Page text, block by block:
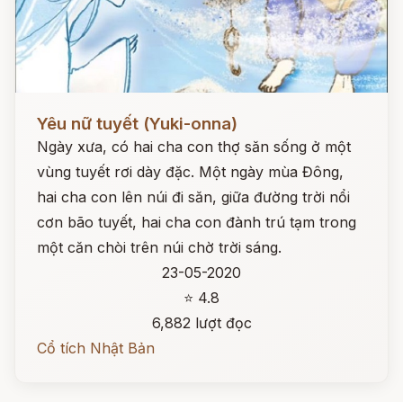
Yêu nữ tuyết (Yuki-onna)
Ngày xưa, có hai cha con thợ săn sống ở một
vùng tuyết rơi dày đặc. Một ngày mùa Đông,
hai cha con lên núi đi săn, giữa đường trời nổi
cơn bão tuyết, hai cha con đành trú tạm trong
một căn chòi trên núi chờ trời sáng.
23-05-2020
⭐ 4.8
6,882 lượt đọc
Cổ tích Nhật Bản